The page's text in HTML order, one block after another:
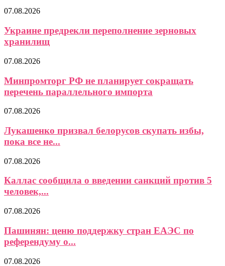
07.08.2026
Украине предрекли переполнение зерновых
хранилищ
07.08.2026
Минпромторг РФ не планирует сокращать
перечень параллельного импорта
07.08.2026
Лукашенко призвал белорусов скупать избы,
пока все не...
07.08.2026
Каллас сообщила о введении санкций против 5
человек,...
07.08.2026
Пашинян: ценю поддержку стран ЕАЭС по
референдуму о...
07.08.2026